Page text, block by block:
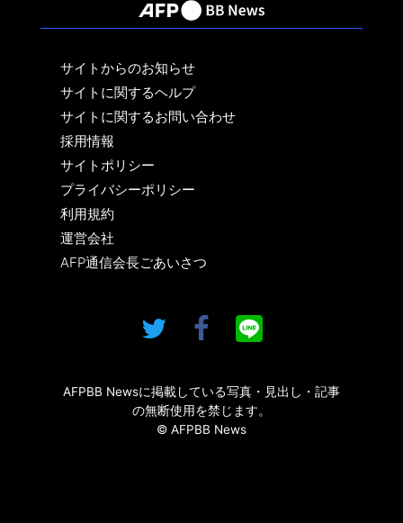
サイトからのお知らせ
サイトに関するヘルプ
サイトに関するお問い合わせ
採用情報
サイトポリシー
プライバシーポリシー
利用規約
運営会社
AFP通信会長ごあいさつ
AFPBB Newsに掲載している写真・見出し・記事
の無断使用を禁じます。
© AFPBB News